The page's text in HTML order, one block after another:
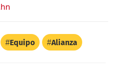
Equipo Alianza